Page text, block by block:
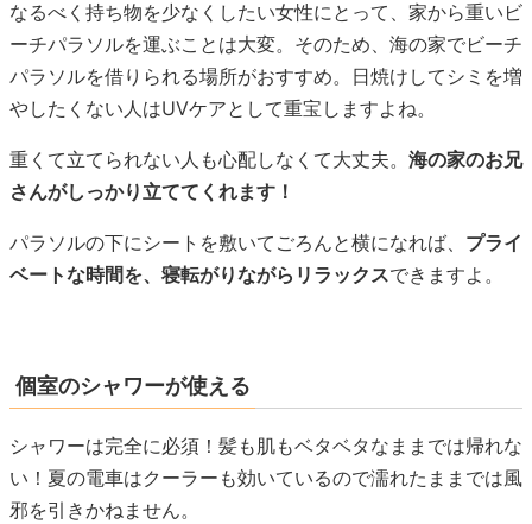
なるべく持ち物を少なくしたい女性にとって、家から重いビ
ーチパラソルを運ぶことは大変。そのため、海の家でビーチ
パラソルを借りられる場所がおすすめ。日焼けしてシミを増
やしたくない人はUVケアとして重宝しますよね。
重くて立てられない人も心配しなくて大丈夫。 海の家のお兄
さんがしっかり立ててくれます！
パラソルの下にシートを敷いてごろんと横になれば、 プライ
ベートな時間を、寝転がりながらリラックスできますよ。
個室のシャワーが使える
シャワーは完全に必須！髪も肌もベタベタなままでは帰れな
い！夏の電車はクーラーも効いているので濡れたままでは風
邪を引きかねません。